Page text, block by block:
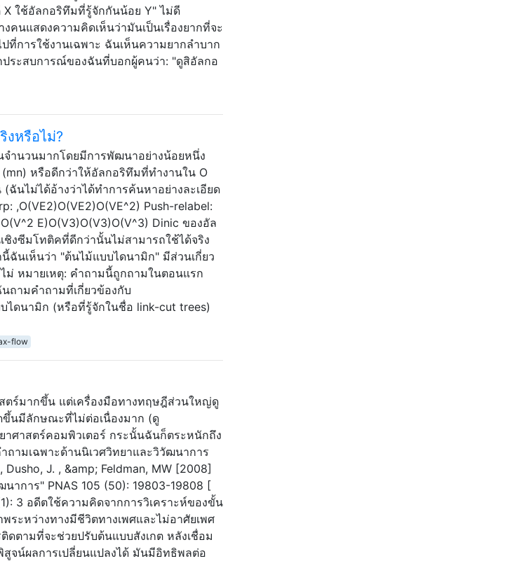
ใช้อัลกอริทึมที่รู้จักกันน้อย Y" ไม่ดี
นแสดงความคิดเห็นว่ามันเป็นเรื่องยากที่จะ
การใช้งานเฉพาะ ฉันเห็นความยากลำบาก
ประสบการณ์ของฉันที่บอกผู้คนว่า: "ดูสิอัลกอ
งหรือไม่?
ำนวนมากโดยมีการพัฒนาอย่างน้อยหนึ่ง
(mn) หรือดีกว่าให้อัลกอริทึมที่ทำงานใน O
นไม่ได้อ้างว่าได้ทำการค้นหาอย่างละเอียด
,O(VE2)O(VE2)O(VE^2) Push-relabel:
E)O(V3)O(V3)O(V^3) Dinic ของอัล
ชิงซีมโทติคที่ดีกว่านั้นไม่สามารถใช้ได้จริง
ฉันเห็นว่า "ต้นไม้แบบไดนามิก" มีส่วนเกี่ยว
ม่ หมายเหตุ: คำถามนี้ถูกถามในตอนแรก
ถามคำถามที่เกี่ยวข้องกับ
ไดนามิก (หรือที่รู้จักในชื่อ link-cut trees)
flow
ตร์มากขึ้น แต่เครื่องมือทางทฤษฎีส่วนใหญ่ดู
ขึ้นมีลักษณะที่ไม่ต่อเนื่องมาก (ดู
าศาสตร์คอมพิวเตอร์ กระนั้นฉันก็ตระหนักถึง
ถามเฉพาะด้านนิเวศวิทยาและวิวัฒนาการ
J. , &amp; Feldman, MW [2008]
าการ" PNAS 105 (50): 19803-19808 [
3 อดีตใช้ความคิดจากการวิเคราะห์ของขั้น
ะหว่างทางมีชีวิตทางเพศและไม่อาศัยเพศ
ตามที่จะช่วยปรับต้นแบบสังเกต หลังเชื่อม
จน์ผลการเปลี่ยนแปลงได้ มันมีอิทธิพลต่อ